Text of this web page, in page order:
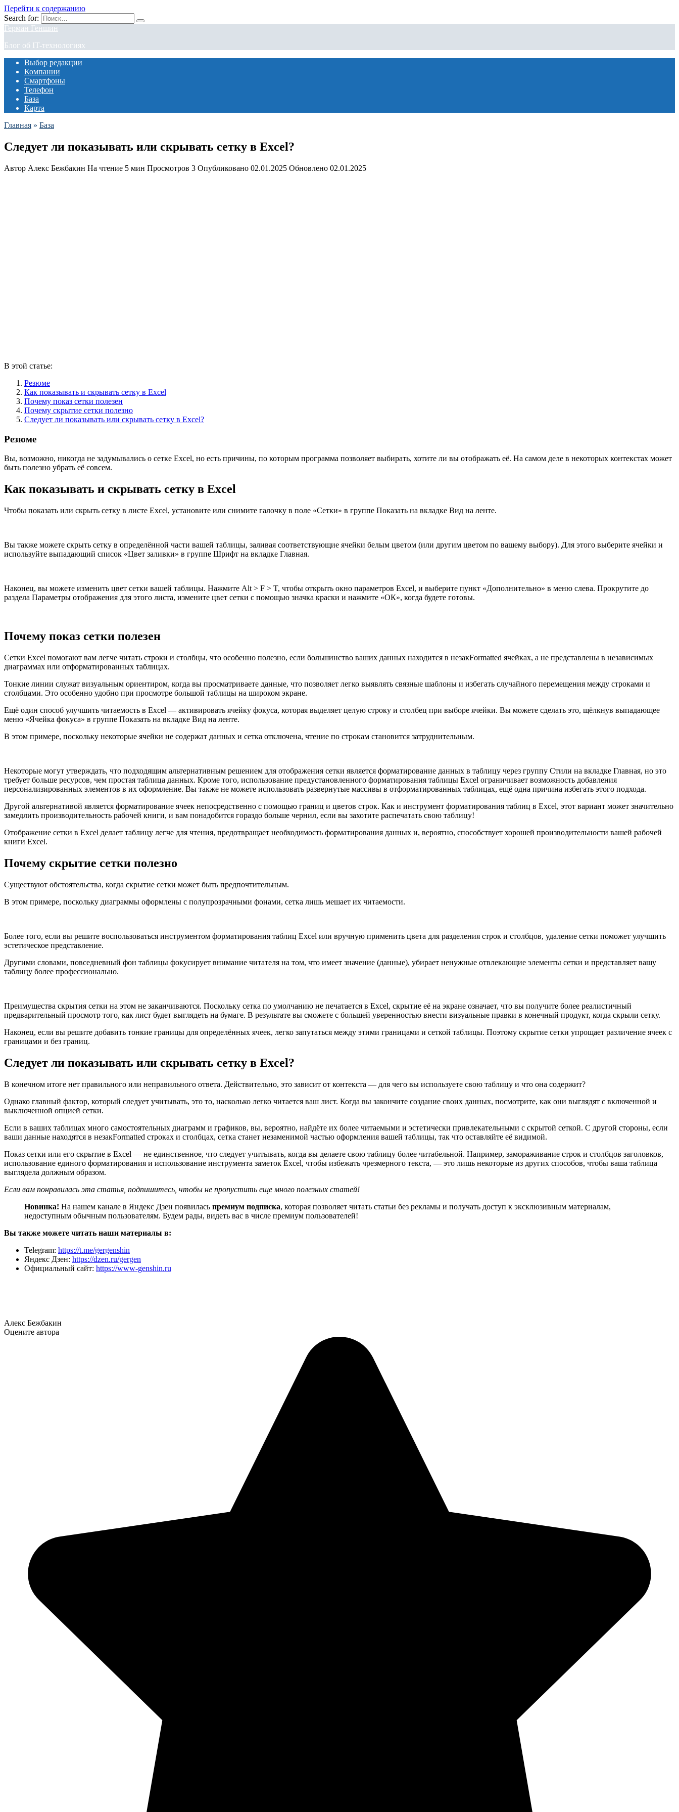
Перейти к содержанию
Search for:
Герман Геншин
Блог об IT-технологиях
Выбор редакции
Компании
Смартфоны
Телефон
База
Карта
Главная » База
Следует ли показывать или скрывать сетку в Excel?
Автор Алекс Бежбакин На чтение 5 мин Просмотров 3 Опубликовано 02.01.2025 Обновлено 02.01.2025
В этой статье:
Резюме
Как показывать и скрывать сетку в Excel
Почему показ сетки полезен
Почему скрытие сетки полезно
Следует ли показывать или скрывать сетку в Excel?
Резюме
Вы, возможно, никогда не задумывались о сетке Excel, но есть причины, по которым программа позволяет выбирать, хотите ли вы отображать её. На самом деле в некоторых контекстах может
быть полезно убрать её совсем.
Как показывать и скрывать сетку в Excel
Чтобы показать или скрыть сетку в листе Excel, установите или снимите галочку в поле «Сетки» в группе Показать на вкладке Вид на ленте.
Вы также можете скрыть сетку в определённой части вашей таблицы, заливая соответствующие ячейки белым цветом (или другим цветом по вашему выбору). Для этого выберите ячейки и
используйте выпадающий список «Цвет заливки» в группе Шрифт на вкладке Главная.
Наконец, вы можете изменить цвет сетки вашей таблицы. Нажмите Alt > F > T, чтобы открыть окно параметров Excel, и выберите пункт «Дополнительно» в меню слева. Прокрутите до
раздела Параметры отображения для этого листа, измените цвет сетки с помощью значка краски и нажмите «ОК», когда будете готовы.
Почему показ сетки полезен
Сетки Excel помогают вам легче читать строки и столбцы, что особенно полезно, если большинство ваших данных находится в незакFormatted ячейках, а не представлены в независимых
диаграммах или отформатированных таблицах.
Тонкие линии служат визуальным ориентиром, когда вы просматриваете данные, что позволяет легко выявлять связные шаблоны и избегать случайного перемещения между строками и
столбцами. Это особенно удобно при просмотре большой таблицы на широком экране.
Ещё один способ улучшить читаемость в Excel — активировать ячейку фокуса, которая выделяет целую строку и столбец при выборе ячейки. Вы можете сделать это, щёлкнув выпадающее
меню «Ячейка фокуса» в группе Показать на вкладке Вид на ленте.
В этом примере, поскольку некоторые ячейки не содержат данных и сетка отключена, чтение по строкам становится затруднительным.
Некоторые могут утверждать, что подходящим альтернативным решением для отображения сетки является форматирование данных в таблицу через группу Стили на вкладке Главная, но это
требует больше ресурсов, чем простая таблица данных. Кроме того, использование предустановленного форматирования таблицы Excel ограничивает возможность добавления
персонализированных элементов в их оформление. Вы также не можете использовать развернутые массивы в отформатированных таблицах, ещё одна причина избегать этого подхода.
Другой альтернативой является форматирование ячеек непосредственно с помощью границ и цветов строк. Как и инструмент форматирования таблиц в Excel, этот вариант может значительно
замедлить производительность рабочей книги, и вам понадобится гораздо больше чернил, если вы захотите распечатать свою таблицу!
Отображение сетки в Excel делает таблицу легче для чтения, предотвращает необходимость форматирования данных и, вероятно, способствует хорошей производительности вашей рабочей
книги Excel.
Почему скрытие сетки полезно
Существуют обстоятельства, когда скрытие сетки может быть предпочтительным.
В этом примере, поскольку диаграммы оформлены с полупрозрачными фонами, сетка лишь мешает их читаемости.
Более того, если вы решите воспользоваться инструментом форматирования таблиц Excel или вручную применить цвета для разделения строк и столбцов, удаление сетки поможет улучшить
эстетическое представление.
Другими словами, повседневный фон таблицы фокусирует внимание читателя на том, что имеет значение (данные), убирает ненужные отвлекающие элементы сетки и представляет вашу
таблицу более профессионально.
Преимущества скрытия сетки на этом не заканчиваются. Поскольку сетка по умолчанию не печатается в Excel, скрытие её на экране означает, что вы получите более реалистичный
предварительный просмотр того, как лист будет выглядеть на бумаге. В результате вы сможете с большей уверенностью внести визуальные правки в конечный продукт, когда скрыли сетку.
Наконец, если вы решите добавить тонкие границы для определённых ячеек, легко запутаться между этими границами и сеткой таблицы. Поэтому скрытие сетки упрощает различение ячеек с
границами и без границ.
Следует ли показывать или скрывать сетку в Excel?
В конечном итоге нет правильного или неправильного ответа. Действительно, это зависит от контекста — для чего вы используете свою таблицу и что она содержит?
Однако главный фактор, который следует учитывать, это то, насколько легко читается ваш лист. Когда вы закончите создание своих данных, посмотрите, как они выглядят с включенной и
выключенной опцией сетки.
Если в ваших таблицах много самостоятельных диаграмм и графиков, вы, вероятно, найдёте их более читаемыми и эстетически привлекательными с скрытой сеткой. С другой стороны, если
ваши данные находятся в незакFormatted строках и столбцах, сетка станет незаменимой частью оформления вашей таблицы, так что оставляйте её видимой.
Показ сетки или его скрытие в Excel — не единственное, что следует учитывать, когда вы делаете свою таблицу более читабельной. Например, замораживание строк и столбцов заголовков,
использование единого форматирования и использование инструмента заметок Excel, чтобы избежать чрезмерного текста, — это лишь некоторые из других способов, чтобы ваша таблица
выглядела должным образом.
Если вам понравилась эта статья, подпишитесь, чтобы не пропустить еще много полезных статей!
Новинка! На нашем канале в Яндекс Дзен появилась премиум подписка, которая позволяет читать статьи без рекламы и получать доступ к эксклюзивным материалам,
недоступным обычным пользователям. Будем рады, видеть вас в числе премиум пользователей!
Вы также можете читать наши материалы в:
Telegram: https://t.me/gergenshin
Яндекс Дзен: https://dzen.ru/gergen
Официальный сайт: https://www-genshin.ru
Алекс Бежбакин
Оцените автора